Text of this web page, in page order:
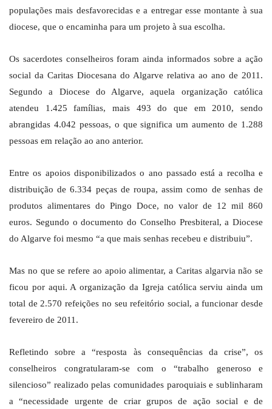
populações mais desfavorecidas e a entregar esse montante à sua
diocese, que o encaminha para um projeto à sua escolha.
Os sacerdotes conselheiros foram ainda informados sobre a ação
social da Caritas Diocesana do Algarve relativa ao ano de 2011.
Segundo a Diocese do Algarve, aquela organização católica
atendeu 1.425 famílias, mais 493 do que em 2010, sendo
abrangidas 4.042 pessoas, o que significa um aumento de 1.288
pessoas em relação ao ano anterior.
Entre os apoios disponibilizados o ano passado está a recolha e
distribuição de 6.334 peças de roupa, assim como de senhas de
produtos alimentares do Pingo Doce, no valor de 12 mil 860
euros. Segundo o documento do Conselho Presbiteral, a Diocese
do Algarve foi mesmo “a que mais senhas recebeu e distribuiu”.
Mas no que se refere ao apoio alimentar, a Caritas algarvia não se
ficou por aqui. A organização da Igreja católica serviu ainda um
total de 2.570 refeições no seu refeitório social, a funcionar desde
fevereiro de 2011.
Refletindo sobre a “resposta às consequências da crise”, os
conselheiros congratularam-se com o “trabalho generoso e
silencioso” realizado pelas comunidades paroquiais e sublinharam
a “necessidade urgente de criar grupos de ação social e de